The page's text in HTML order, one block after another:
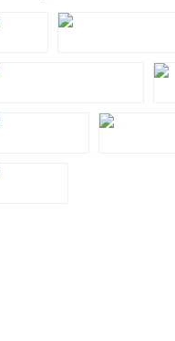
Santander
bei Abholung